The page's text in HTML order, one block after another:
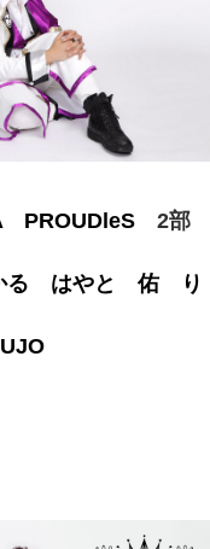
PROUDleS 2部
る はやと 佑
り